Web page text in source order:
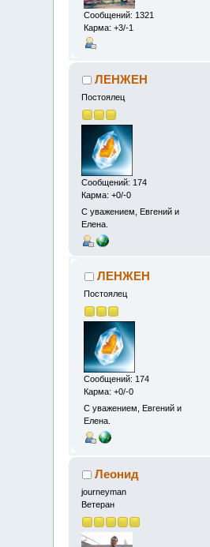
Сообщений: 1321
Карма: +3/-1
ЛЕНЖЕН
Постоялец
Сообщений: 174
Карма: +0/-0
С уважением, Евгений и
Елена.
ЛЕНЖЕН
Постоялец
Сообщений: 174
Карма: +0/-0
С уважением, Евгений и
Елена.
Леонид
journeyman
Ветеран